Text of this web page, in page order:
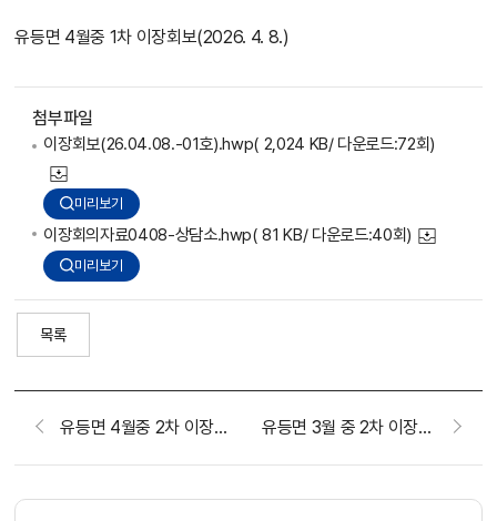
유등면 4월중 1차 이장회보(2026. 4. 8.)
첨부파일
이장회보(26.04.08.-01호).hwp( 2,024 KB/ 다운로드:72회)
미리보기
이장회의자료0408-상담소.hwp( 81 KB/ 다운로드:40회)
미리보기
목록
유등면 4월중 2차 이장회보(2026. 4. 22.) 유등면 3월 중 2차 이장회보(2026. 3. 25.)